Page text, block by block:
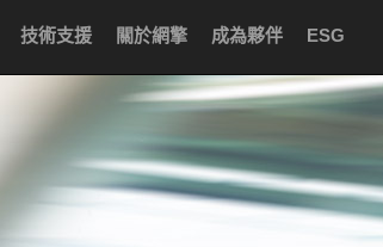
技術支援 關於網擎 成為夥伴 ESG